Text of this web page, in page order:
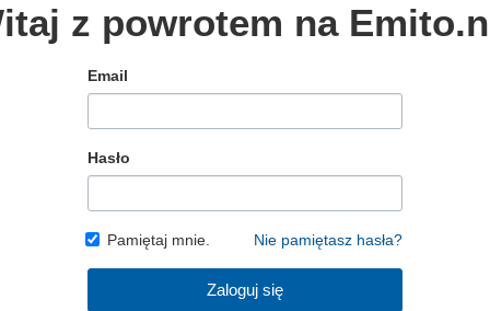
z powrotem na
Email
Hasło
Pamiętaj mnie. Nie pamiętasz hasła?
Zaloguj się